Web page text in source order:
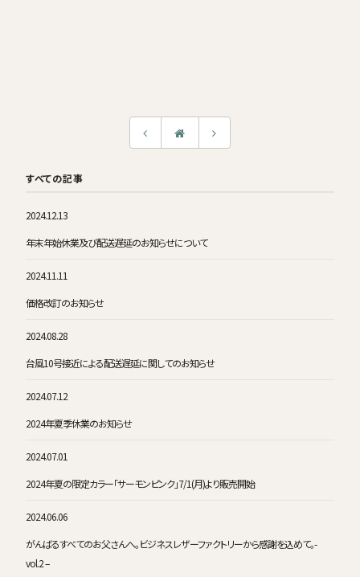
すべての記事
2024.12.13
年末年始休業及び配送遅延のお知らせについて
2024.11.11
価格改訂のお知らせ
2024.08.28
台風10号接近による配送遅延に関してのお知らせ
2024.07.12
2024年夏季休業のお知らせ
2024.07.01
2024年夏の限定カラー「サーモンピンク」7/1(月)より販売開始
2024.06.06
がんばるすべてのお父さんへ。ビジネスレザーファクトリーから感謝を込めて。-
vol.2 –